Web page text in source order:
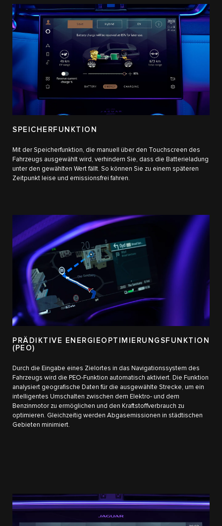
SPEICHERFUNKTION
Mit der Speicherfunktion, die manuell über den Touchscreen des
Fahrzeugs ausgewählt wird, verhindern Sie, dass die Batterieladung
unter den gewählten Wert fällt. So können Sie zu einem späteren
Zeitpunkt leise und emissionsfrei fahren.
PRÄDIKTIVE ENERGIEOPTIMIERUNGSFUNKTION
(PEO)
Durch die Eingabe eines Zielortes in das Navigationssystem des
Fahrzeugs wird die PEO-Funktion automatisch aktiviert. Die Funktion
analysiert geografische Daten für die ausgewählte Strecke, um ein
intelligentes Umschalten zwischen dem Elektro- und dem
Benzinmotor zu ermöglichen und den Kraftstoffverbrauch zu
optimieren. Gleichzeitig werden Abgasemissionen in städtischen
Gebieten minimiert.